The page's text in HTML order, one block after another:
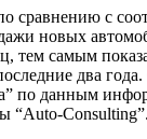
сравнению с
новых
тем самым
два
по данным
“Auto-Consulting”.